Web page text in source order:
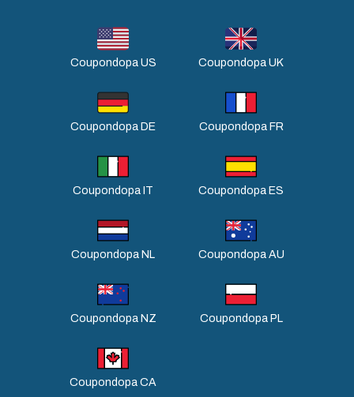
Coupondopa US Coupondopa UK
Coupondopa DE Coupondopa FR
Coupondopa IT Coupondopa ES
Coupondopa NL Coupondopa AU
Coupondopa NZ Coupondopa PL
Coupondopa CA